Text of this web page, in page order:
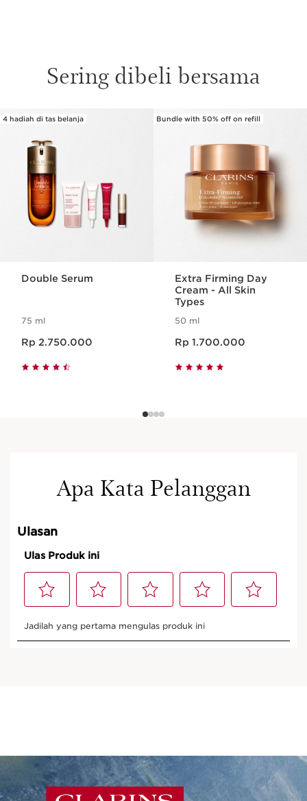
Sering dibeli bersama
SKIP SECTION CONTENT
4 hadiah di tas belanja
Double Serum
75 ml
Rp 2.750.000
Bundle with 50% off on refill
Extra Firming Day
Cream - All Skin
Types
50 ml
Rp 1.700.000
Apa Kata Pelanggan